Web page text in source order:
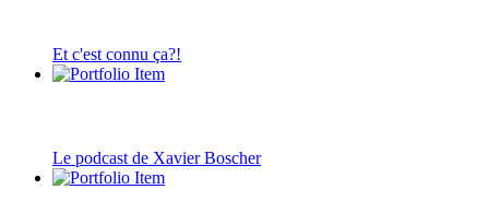
Et c'est connu ça?!
Le podcast de Xavier Boscher